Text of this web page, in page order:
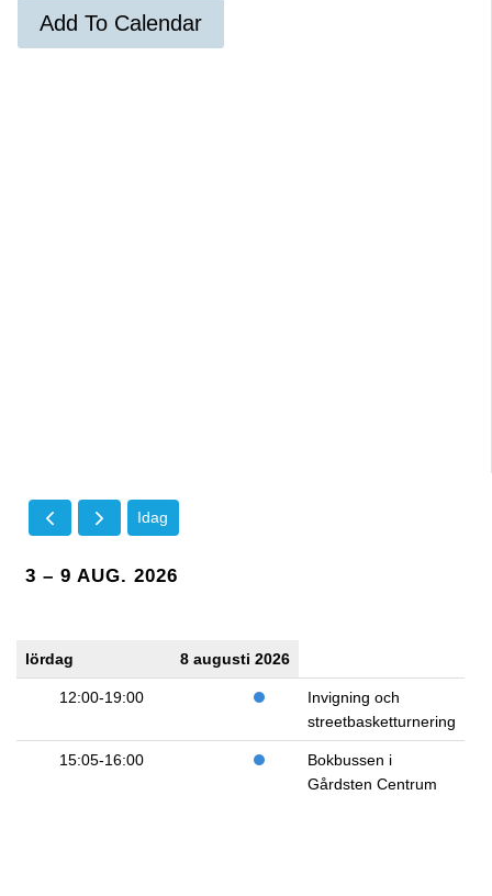
Add To Calendar
Idag
3 – 9 AUG. 2026
lördag 8 augusti 2026
12:00-19:00
Invigning och
streetbasketturnering
15:05-16:00
Bokbussen i
Gårdsten Centrum